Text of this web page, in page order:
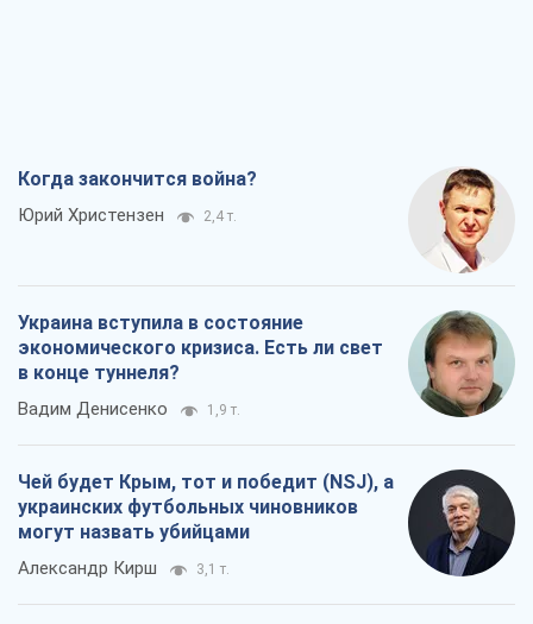
Когда закончится война?
Юрий Христензен 2,4 т.
Украина вступила в состояние
экономического кризиса. Есть ли свет
в конце туннеля?
Вадим Денисенко 1,9 т.
Чей будет Крым, тот и победит (NSJ), а
украинских футбольных чиновников
могут назвать убийцами
Александр Кирш 3,1 т.